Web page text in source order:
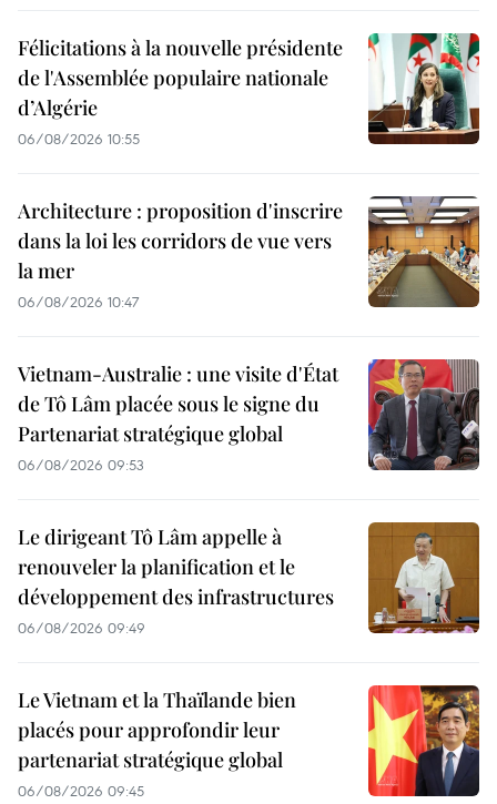
Félicitations à la nouvelle présidente
de l'Assemblée populaire nationale
d’Algérie
06/08/2026 10:55
Architecture : proposition d'inscrire
dans la loi les corridors de vue vers
la mer
06/08/2026 10:47
Vietnam-Australie : une visite d'État
de Tô Lâm placée sous le signe du
Partenariat stratégique global
06/08/2026 09:53
Le dirigeant Tô Lâm appelle à
renouveler la planification et le
développement des infrastructures
06/08/2026 09:49
Le Vietnam et la Thaïlande bien
placés pour approfondir leur
partenariat stratégique global
06/08/2026 09:45